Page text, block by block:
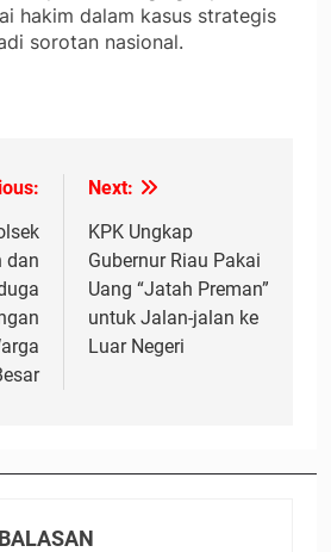
hakim dalam kasus strategis
sorotan nasional.
dan
Next:
KPK Ungkap
Gubernur Riau Pakai
Uang “Jatah Preman”
untuk Jalan-jalan ke
Luar Negeri